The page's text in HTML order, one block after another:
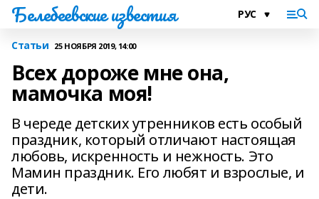
Белебеевские известия
Статьи 25 НОЯБРЯ 2019, 14:00
Всех дороже мне она,
мамочка моя!
В череде детских утренников есть особый
праздник, который отличают настоящая
любовь, искренность и нежность. Это
Мамин праздник. Его любят и взрослые, и
дети.